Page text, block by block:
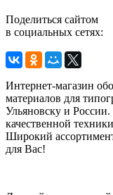
Поделиться сайтом
в социальных сетях:
Интернет-магазин
материалов для
Ульяновску и
качественной
Широкий
для Вас!